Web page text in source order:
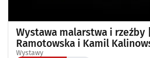
Wystawa malarstwa i rzeźby
Ramotowska i Kamil
Wystawy